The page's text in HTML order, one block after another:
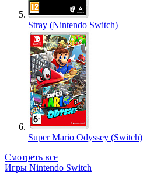
Stray (Nintendo Switch)
Super Mario Odyssey (Switch)
Смотреть все
Игры Nintendo Switch